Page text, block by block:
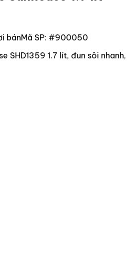
bánMã SP: #900050
SHD1359 1.7 lít, đun sôi nhanh,